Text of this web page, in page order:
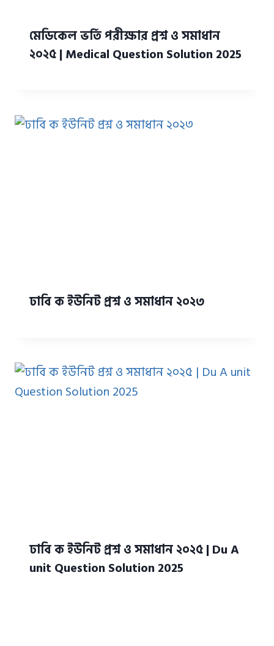
মেডিকেল ভর্তি পরীক্ষার প্রশ্ন ও সমাধান
২০২৫ | Medical Question Solution 2025
ঢাবি ক ইউনিট প্রশ্ন ও সমাধান ২০২৩
ঢাবি ক ইউনিট প্রশ্ন ও সমাধান ২০২৫ | Du A
unit Question Solution 2025